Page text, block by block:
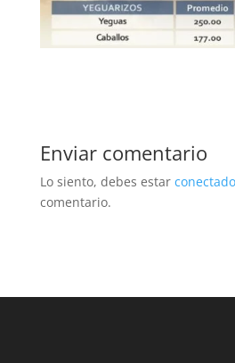
Enviar comentario
Lo siento, debes estar conectado
comentario.